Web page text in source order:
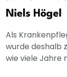
Niels Högel
Als
wurde deshalb
wie viele Jahre